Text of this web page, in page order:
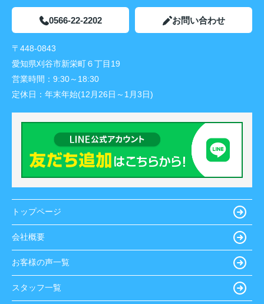
0566-22-2202 お問い合わせ
〒448-0843
愛知県刈谷市新栄町６丁目19
営業時間： 9:30～18:30
定休日： 年末年始(12月26日～1月3日)
トップページ
会社概要
お客様の声一覧
スタッフ一覧